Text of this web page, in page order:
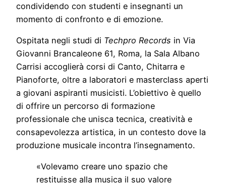
condividendo con studenti e insegnanti un
momento di confronto e di emozione.
Ospitata negli studi di Techpro Records in Via
Giovanni Brancaleone 61, Roma, la Sala Albano
Carrisi accoglierà corsi di Canto, Chitarra e
Pianoforte, oltre a laboratori e masterclass aperti
a giovani aspiranti musicisti. L’obiettivo è quello
di offrire un percorso di formazione
professionale che unisca tecnica, creatività e
consapevolezza artistica, in un contesto dove la
produzione musicale incontra l’insegnamento.
«Volevamo creare uno spazio che
restituisse alla musica il suo valore